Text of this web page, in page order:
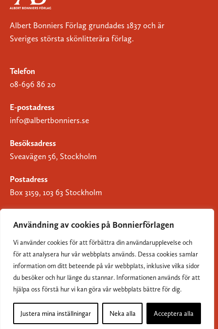
Användning av cookies på Bonnierförlagen
Vi använder cookies för att förbättra din användarupplevelse och
för att analysera hur vår webbplats används. Dessa cookies samlar
information om ditt beteende på vår webbplats, inklusive vilka sidor
du besöker och hur länge du stannar. Informationen används för att
hjälpa oss förstå hur vi kan göra vår webbplats bättre för dig.
Justera mina inställningar Neka alla Acceptera alla
Albert Bonniers Förlag grundades 1837 och är
Sveriges största skönlitterära förlag.
Telefon
08-696 86 20
E-postadress
info@albertbonniers.se
Besöksadress
Sveavägen 56, Stockholm
Postadress
Box 3159, 103 63 Stockholm
Om Bonnierförlagen
Cookies
Integritetspolicy